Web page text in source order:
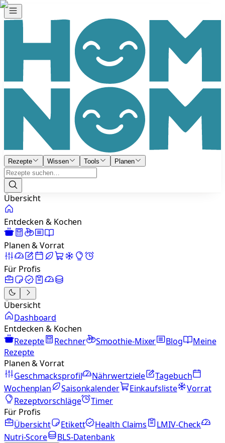
Rezepte Wissen Tools Planen
Übersicht
Entdecken & Kochen
Planen & Vorrat
Für Profis
Übersicht
Dashboard
Entdecken & Kochen
Rezepte
Rechner Smoothie-Mixer Blog
Meine
Rezepte
Planen & Vorrat
Geschmacksprofil
Nährwertziele
Tagebuch
Wochenplan
Saisonkalender Einkaufsliste
Vorrat
Rezeptvorschläge
Timer
Für Profis
Übersicht
Etikett Health Claims
LMIV-Check
Nutri-Score
BLS-Datenbank